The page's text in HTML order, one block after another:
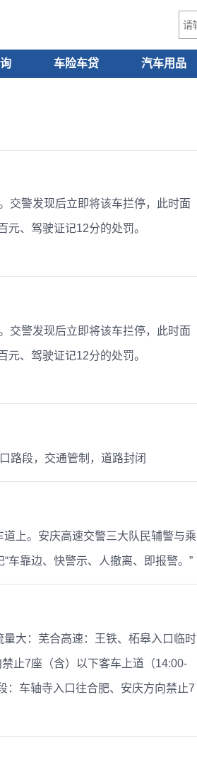
车险车贷 汽车用品
交警发现后立即将该车拦停，此时面
、驾驶证记12分的处罚。
交警发现后立即将该车拦停，此时面
、驾驶证记12分的处罚。
路段，交通管制，道路封闭
上。安庆高速交警三大队民辅警与乘
车靠边、快警示、人撤离、即报警。”​​​
大：芜合高速：王铁、柘皋入口临时
止7座（含）以下客车上道（14:00-
：车轴寺入口往合肥、安庆方向禁止7